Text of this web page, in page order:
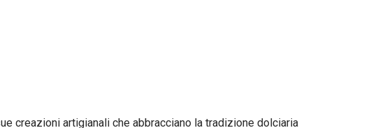
creazioni artigianali che abbracciano la tradizione dolciaria